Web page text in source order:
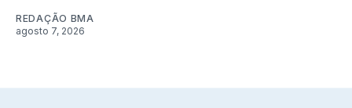
REDAÇÃO BMA
agosto 7, 2026